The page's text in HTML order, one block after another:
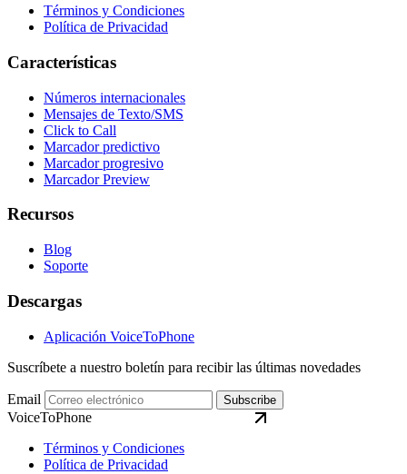
Términos y Condiciones
Política de Privacidad
Características
Números internacionales
Mensajes de Texto/SMS
Click to Call
Marcador predictivo
Marcador progresivo
Marcador Preview
Recursos
Blog
Soporte
Descargas
Aplicación VoiceToPhone
Suscríbete a nuestro boletín para recibir las últimas novedades
Email Subscribe
VoiceToPhone
Términos y Condiciones
Política de Privacidad